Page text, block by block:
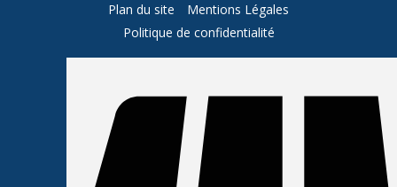
Plan du site
Mentions Légales
Politique de confidentialité